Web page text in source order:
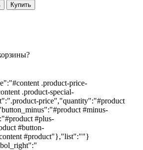
Купить
.product-price-
.product-special-
price","quantity":"#product
#minus-
#plus-
#button-
#product"},"list":""}